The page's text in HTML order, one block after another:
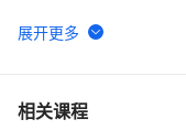
6
Web性能优化工具
7 高性能web建站规则
相关课程